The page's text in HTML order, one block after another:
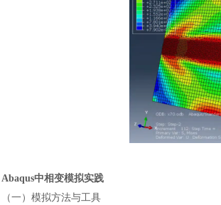
Abaqus中相变模拟实践
（一）模拟方法与工具